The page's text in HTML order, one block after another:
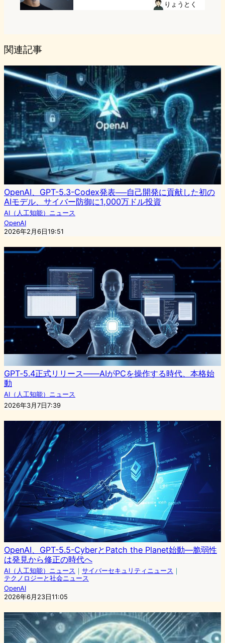
りょうとく
関連記事
OpenAI、GPT-5.3-Codex発表──自己開発に貢献した初の
AIモデル、サイバー防御に1,000万ドル投資
AI（人工知能）ニュース
OpenAI
2026年2月6日19:51
GPT‑5.4正式リリース——AIがPCを操作する時代、本格始
動
AI（人工知能）ニュース
2026年3月7日7:39
OpenAI、GPT-5.5-CyberとPatch the Planet始動—脆弱性
は発見から修正の時代へ
AI（人工知能）ニュース ｜ サイバーセキュリティニュース ｜
テクノロジーと社会ニュース
OpenAI
2026年6月23日11:05